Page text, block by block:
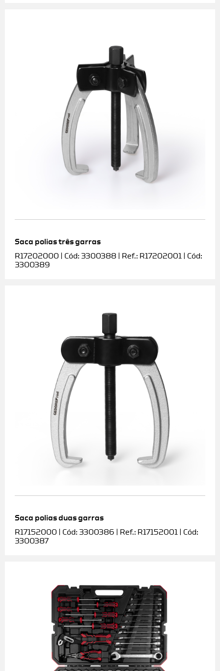
Saca polias três garras
R17202000 | Cód: 3300388 | Ref.: R17202001 | Cód:
3300389
Saca polias duas garras
R17152000 | Cód: 3300386 | Ref.: R17152001 | Cód:
3300387